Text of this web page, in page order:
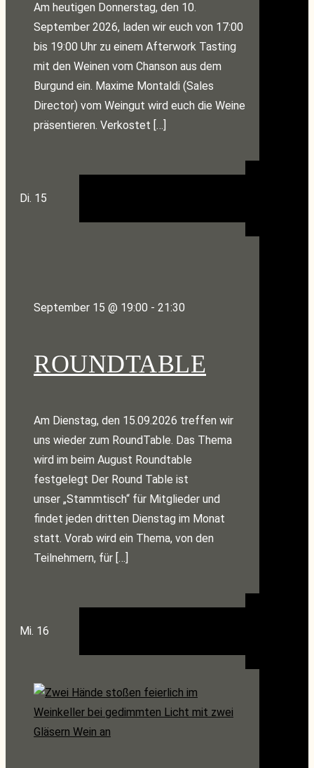
Am heutigen Donnerstag, den 10.
September 2026, laden wir euch von 17:00
bis 19:00 Uhr zu einem Afterwork Tasting
mit den Weinen vom Chanson aus dem
Burgund ein. Maxime Montaldi (Sales
Director) vom Weingut wird euch die Weine
präsentieren. Verkostet […]
Di. 15
September 15 @ 19:00 - 21:30
ROUNDTABLE
Am Dienstag, den 15.09.2026 treffen wir
uns wieder zum RoundTable. Das Thema
wird im beim August Roundtable
festgelegt Der Round Table ist
unser „Stammtisch“ für Mitglieder und
findet jeden dritten Dienstag im Monat
statt. Vorab wird ein Thema, von den
Teilnehmern, für […]
Mi. 16